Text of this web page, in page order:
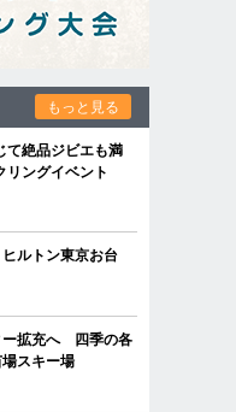
もっと見る
て絶品ジビエも満
ングイベント
ルトン東京お台
ー拡充へ 四季の各
スキー場